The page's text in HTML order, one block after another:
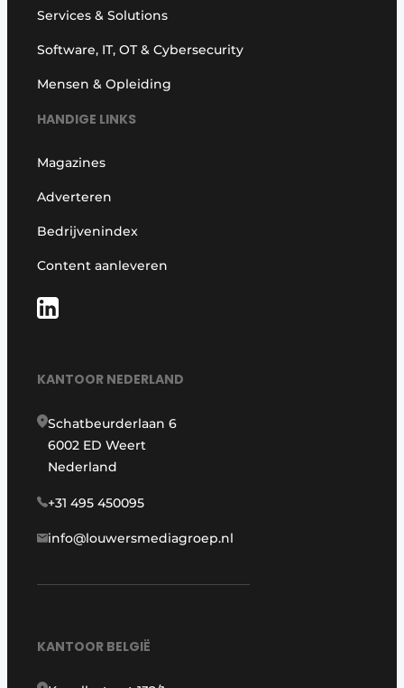
Services & Solutions
Software, IT, OT & Cybersecurity
Mensen & Opleiding
HANDIGE LINKS
Magazines
Adverteren
Bedrijvenindex
Content aanleveren
KANTOOR NEDERLAND
Schatbeurderlaan 6
6002 ED Weert
Nederland
+31 495 450095
info@louwersmediagroep.nl
KANTOOR BELGIË